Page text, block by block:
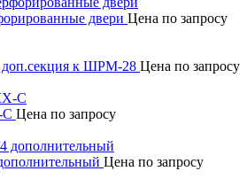
двери Цена по запросу
к ШРМ-28 Цена по запросу
Цена по запросу
Цена по запросу